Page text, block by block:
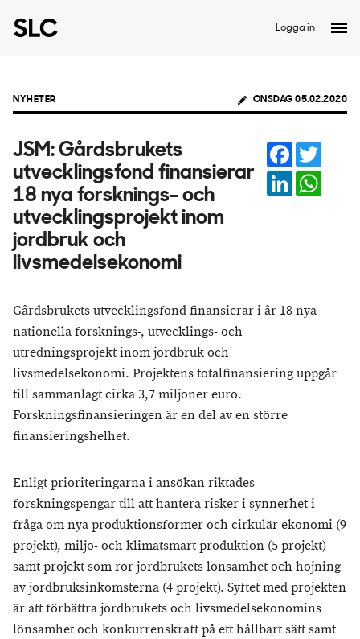
Logga in
NYHETER ONSDAG 05.02.2020
JSM: Gårdsbrukets
utvecklingsfond finansierar
18 nya forsknings- och
utvecklingsprojekt inom
jordbruk och
livsmedelsekonomi
Facebook
LinkedIn
Gårdsbrukets utvecklingsfond finansierar i år 18 nya
nationella forsknings-, utvecklings- och
utredningsprojekt inom jordbruk och
livsmedelsekonomi. Projektens totalfinansiering uppgår
till sammanlagt cirka 3,7 miljoner euro.
Forskningsfinansieringen är en del av en större
finansieringshelhet.
Enligt prioriteringarna i ansökan riktades
forskningspengar till att hantera risker i synnerhet i
fråga om nya produktionsformer och cirkulär ekonomi (9
projekt), miljö- och klimatsmart produktion (5 projekt)
samt projekt som rör jordbrukets lönsamhet och höjning
av jordbruksinkomsterna (4 projekt). Syftet med projekten
är att förbättra jordbrukets och livsmedelsekonomins
lönsamhet och konkurrenskraft på ett hållbart sätt samt